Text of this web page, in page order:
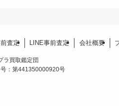
査定 LINE事前査定 会社概要
ラ買取鑑定団
：第441350000920号